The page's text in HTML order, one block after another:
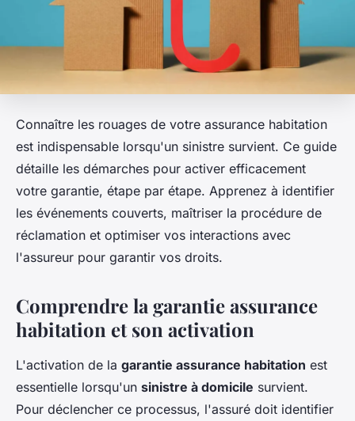
Connaître les rouages de votre assurance habitation
est indispensable lorsqu'un sinistre survient. Ce guide
détaille les démarches pour activer efficacement
votre garantie, étape par étape. Apprenez à identifier
les événements couverts, maîtriser la procédure de
réclamation et optimiser vos interactions avec
l'assureur pour garantir vos droits.
Comprendre la garantie assurance
habitation et son activation
L'activation de la garantie assurance habitation est
essentielle lorsqu'un sinistre à domicile survient.
Pour déclencher ce processus, l'assuré doit identifier